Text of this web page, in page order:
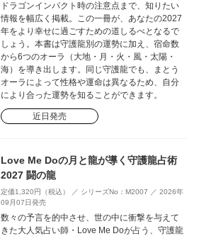
ドラゴンインパクト時の注意点まで、知りたい
情報を幅広く掲載。この一冊が、あなたの2027
年をより幸せに過ごすための道しるべとなるで
しょう。本書は守護龍別の運勢に加え、宿命数
から6つのオーラ（大地・月・火・風・太陽・
海）を導き出します。同じ守護龍でも、まとう
オーラによって性格や運命は異なるため、自分
により合った運勢を知ることができます。
近日発売
Love Me Doの月と龍が導く守護龍占術
2027 闘の龍
定価1,320円（税込） ／ シリーズNo：M2007 ／ 2026年
09月07日発売
数々の予言を的中させ、世の中に衝撃を与えて
きた大人気占い師・Love Me Doが占う、守護龍